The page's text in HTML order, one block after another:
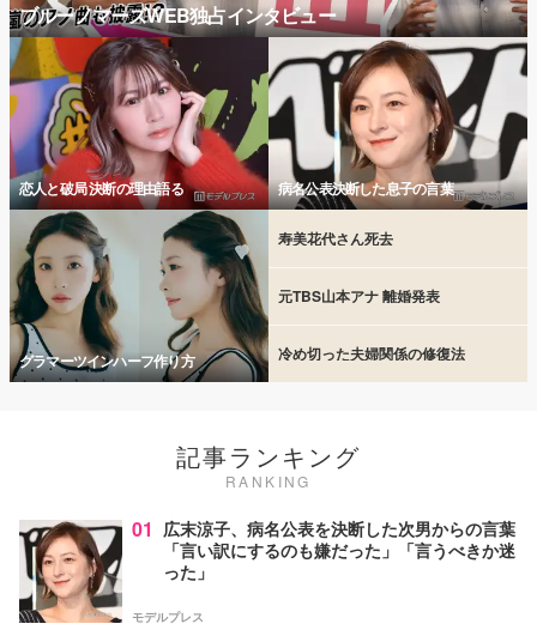
ブルーノマーズWEB独占インタビュー
恋人と破局 決断の理由語る 病名公表決断した息子の言葉
グラマーツインハーフ作り方
寿美花代さん死去
元TBS山本アナ 離婚発表
冷め切った夫婦関係の修復法
記事ランキング
RANKING
01 広末涼子、病名公表を決断した次男からの言葉
「言い訳にするのも嫌だった」「言うべきか迷
った」
モデルプレス